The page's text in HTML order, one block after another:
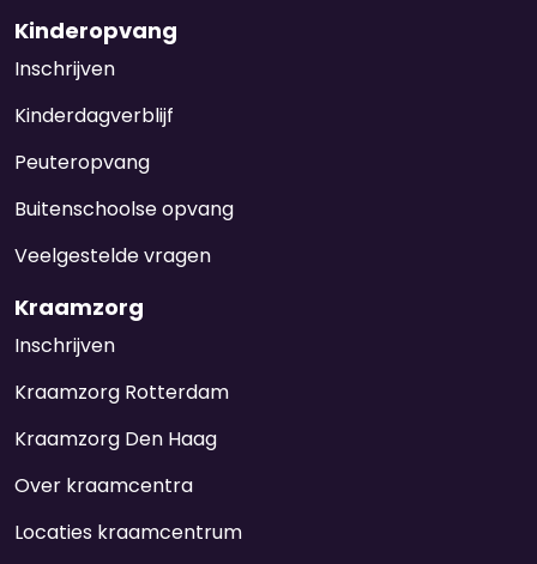
Waddinxveen
Wassenaar
Westland
Zoetermeer
Zuidplas
Kinderopvang
Inschrijven
Kinderdagverblijf
Peuteropvang
Buitenschoolse opvang
Veelgestelde vragen
Kraamzorg
Inschrijven
Kraamzorg Rotterdam
Kraamzorg Den Haag
Over kraamcentra
Locaties kraamcentrum